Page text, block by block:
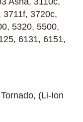
3711f, 3720c,
5320, 5500,
6131, 6151,
(Li-Ion